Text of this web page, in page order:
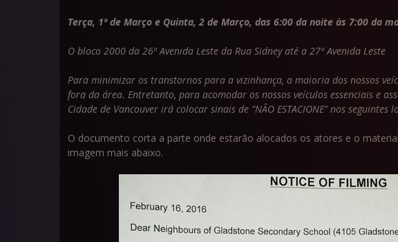
Terça, 1º de Março e Quinta, 2 de Março, das 6:00 da noite às 7:00 da
O bloco 2000 da 26ª Avenida Leste da Rua Sidney até a 27ª Avenida Leste
Para minimizar os transtornos para a vizinhança, a maioria dos nossos
fora da área. Entretanto, para acomodar os nossos veículos essenciais e
Cidade de Vancouver irá colocar sinais de “NÃO ESTACIONE” nos seguintes
O documento corta a parte onde estarão alocados os atores e o
imagem mais abaixo.